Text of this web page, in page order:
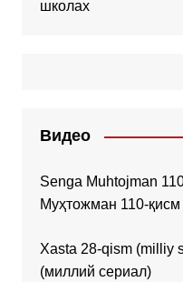
школах
Видео
Senga Muhtojman
Муҳтожман 110-
Xasta 28-qism (milliy
(миллий сериал)